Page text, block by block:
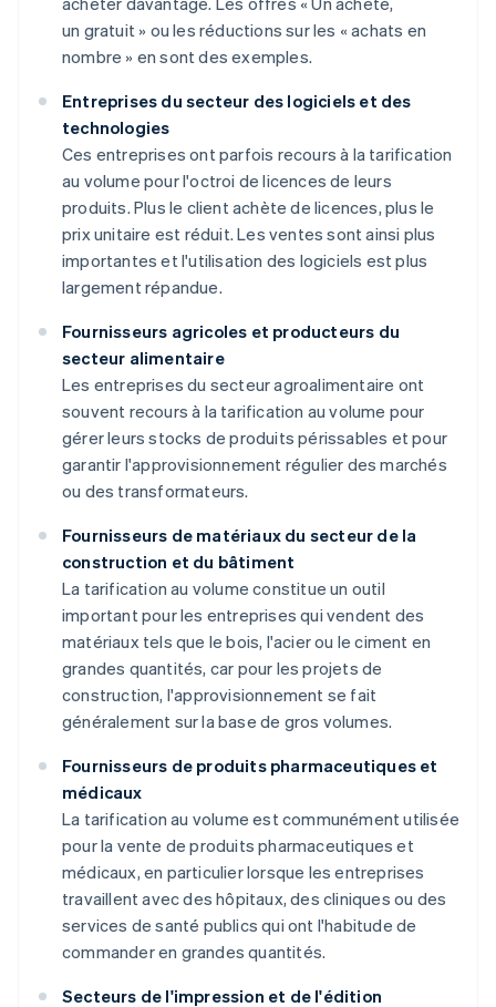
un gratuit » ou les réductions sur les « achats en
nombre » en sont des exemples.
Entreprises du secteur des logiciels et des
technologies
Ces entreprises ont parfois recours à la tarification
au volume pour l'octroi de licences de leurs
produits. Plus le client achète de licences, plus le
prix unitaire est réduit. Les ventes sont ainsi plus
importantes et l'utilisation des logiciels est plus
largement répandue.
Fournisseurs agricoles et producteurs du
secteur alimentaire
Les entreprises du secteur agroalimentaire ont
souvent recours à la tarification au volume pour
gérer leurs stocks de produits périssables et pour
garantir l'approvisionnement régulier des marchés
ou des transformateurs.
Fournisseurs de matériaux du secteur de la
construction et du bâtiment
La tarification au volume constitue un outil
important pour les entreprises qui vendent des
matériaux tels que le bois, l'acier ou le ciment en
grandes quantités, car pour les projets de
construction, l'approvisionnement se fait
généralement sur la base de gros volumes.
Fournisseurs de produits pharmaceutiques et
médicaux
La tarification au volume est communément utilisée
pour la vente de produits pharmaceutiques et
médicaux, en particulier lorsque les entreprises
travaillent avec des hôpitaux, des cliniques ou des
services de santé publics qui ont l'habitude de
commander en grandes quantités.
Secteurs de l'impression et de l'édition